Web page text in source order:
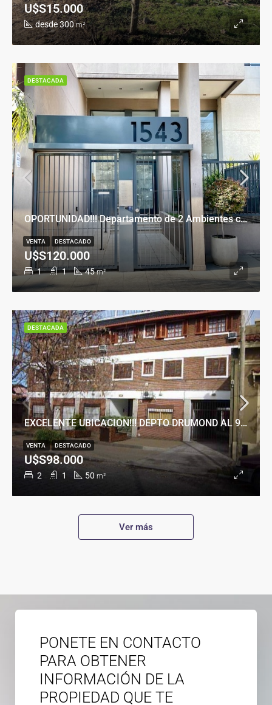
desde 300 m²
U$S15.000
OPORTUNIDAD!!! Departamento de 2 Ambientes con Cochera en Banfield Este
1 1 45 m²
U$S120.000
VENTA DESTACADO
DESTACADA
EXCELENTE UBICACION!!! DEPTO DRUMOND AL 900
2 1 50 m²
U$S98.000
VENTA DESTACADO
DESTACADA
Ver más
PONETE EN CONTACTO
PARA OBTENER
INFORMACIÓN DE LA
PROPIEDAD QUE TE